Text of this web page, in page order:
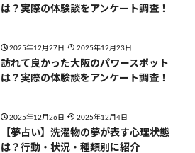
は？実際の体験談をアンケート調査！
2025年12月27日 2025年12月23日
訪れて良かった大阪のパワースポット
は？実際の体験談をアンケート調査！
2025年12月26日 2025年12月4日
【夢占い】洗濯物の夢が表す心理状態
は？行動・状況・種類別に紹介